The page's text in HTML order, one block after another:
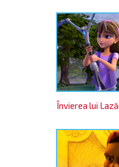
Învierea lui